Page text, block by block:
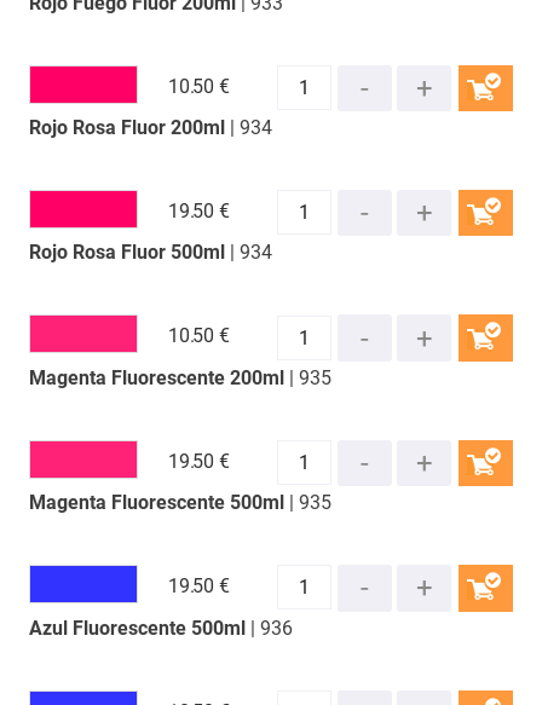
Rojo Rosa Fluor 200ml| 934
10.50 €
Rojo Rosa Fluor 500ml | 934
19.50 €
Magenta Fluorescente 200ml| 935
10.50 €
Magenta Fluorescente 500ml| 935
19.50 €
Azul Fluorescente 500ml | 936
19.50 €